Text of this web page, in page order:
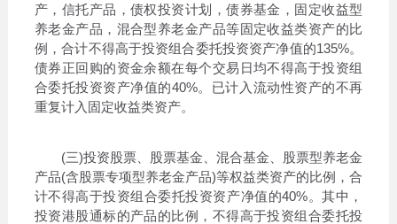
产，信托产品，债权投资计划，债券基金，固定收益型
养老金产品，混合型养老金产品等固定收益类资产的比
例，合计不得高于投资组合委托投资资产净值的135%。
债券正回购的资金余额在每个交易日均不得高于投资组
合委托投资资产净值的40%。已计入流动性资产的不再
重复计入固定收益类资产。
(三)投资股票、股票基金、混合基金、股票型养老金
产品(含股票专项型养老金产品)等权益类资产的比例，合
计不得高于投资组合委托投资资产净值的40%。其中，
投资港股通标的产品的比例，不得高于投资组合委托投